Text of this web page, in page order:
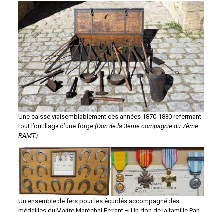
Une caisse vraisemblablement des années 1870-1880 refermant
tout l’outillage d’une forge (Don de la 3ème compagnie du 7ème
RAMT)
Un ensemble de fers pour les équidés accompagné des
médailles du Maitre Maréchal Ferrant – Un don de la famille Pan.